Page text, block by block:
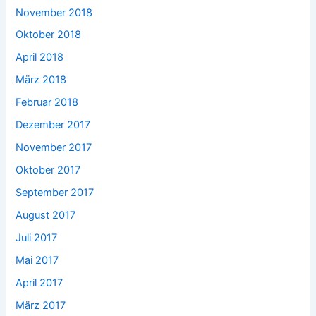
November 2018
Oktober 2018
April 2018
März 2018
Februar 2018
Dezember 2017
November 2017
Oktober 2017
September 2017
August 2017
Juli 2017
Mai 2017
April 2017
März 2017